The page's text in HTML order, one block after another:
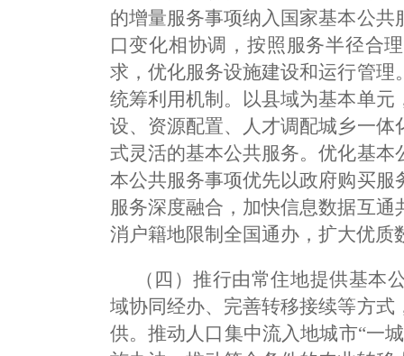
的增量服务事项纳入国家基本公
口变化相协调，按照服务半径合
求，优化服务设施建设和运行管
统筹利用机制。以县域为基本单
设、资源配置、人才调配城乡一
式灵活的基本公共服务。优化基
本公共服务事项优先以政府购买
服务深度融合，加快信息数据互
消户籍地限制全国通办，扩大优质
（四）推行由常住地提供基本
域协同经办、完善转移接续等方
供。推动人口集中流入地城市“一